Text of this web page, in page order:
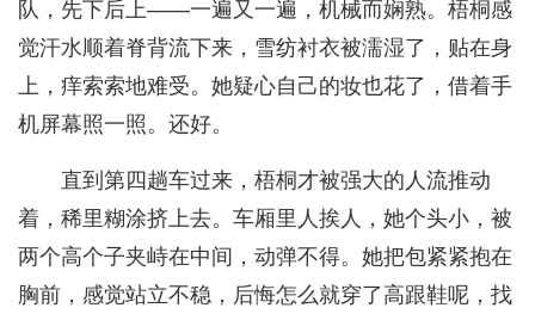
队，先下后上——一遍又一遍，机械而娴熟。梧桐感
觉汗水顺着脊背流下来，雪纺衬衣被濡湿了，贴在身
上，痒索索地难受。她疑心自己的妆也花了，借着手
机屏幕照一照。还好。
直到第四趟车过来，梧桐才被强大的人流推动
着，稀里糊涂挤上去。车厢里人挨人，她个头小，被
两个高个子夹峙在中间，动弹不得。她把包紧紧抱在
胸前，感觉站立不稳，后悔怎么就穿了高跟鞋呢，找